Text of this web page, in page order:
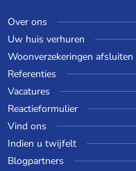
Over ons
Uw huis verhuren
Woonverzekeringen afsluiten
Referenties
Vacatures
Reactieformulier
Vind ons
Indien u twijfelt
Blogpartners